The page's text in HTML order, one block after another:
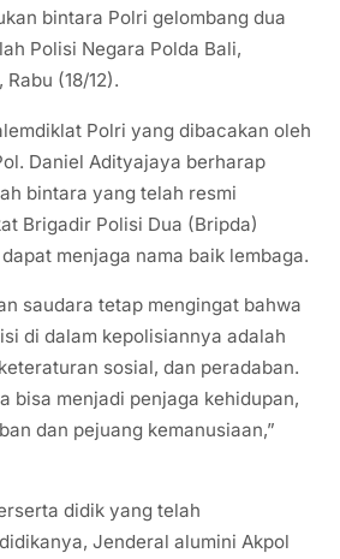
bintara Polri gelombang dua
Polisi Negara Polda Bali,
(18/12).
Polri yang dibacakan oleh
Daniel Adityajaya berharap
bintara yang telah resmi
Brigadir Polisi Dua (Bripda)
menjaga nama baik lembaga.
saudara tetap mengingat bahwa
di dalam kepolisiannya adalah
sosial, dan peradaban.
bisa menjadi penjaga kehidupan,
dan pejuang kemanusiaan,”
didik yang telah
Jenderal alumini Akpol